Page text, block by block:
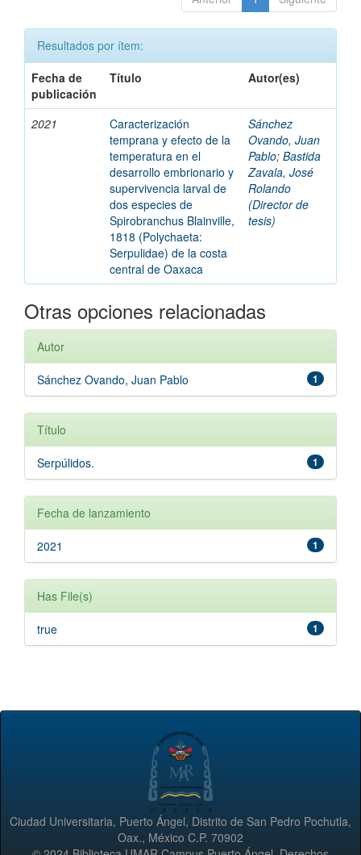
Resultados por ítem:
Fecha de
publicación
Título Autor(es)
2021
Caracterización
temprana y efecto de la
temperatura en el
desarrollo embrionario y
supervivencia larval de
dos especies de
Spirobranchus Blainville,
1818 (Polychaeta:
Serpulidae) de la costa
central de Oaxaca
Sánchez
Ovando, Juan
Pablo; Bastida
Zavala, José
Rolando
(Director de
tesis)
Otras opciones relacionadas
Autor
1
Sánchez Ovando, Juan Pablo
Título
1
Serpúlidos.
Fecha de lanzamiento
1
2021
Has File(s)
1
true
Ciudad Universitaria, Puerto Ángel, Distrito de San Pedro Pochutla,
Oax., México C.P. 70902